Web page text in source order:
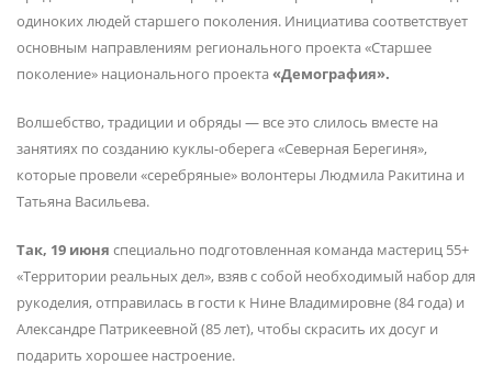
одиноких людей старшего поколения. Инициатива соответствует
основным направлениям регионального проекта «Старшее
поколение» национального проекта«Демография».
Волшебство, традиции и обряды — все это слилось вместе на
занятиях по созданию куклы-оберега «Северная Берегиня»,
которые провели «серебряные» волонтеры Людмила Ракитина и
Татьяна Васильева.
Так, 19 июня специально подготовленная команда мастериц 55+
«Территории реальных дел», взяв с собой необходимый набор для
рукоделия, отправилась в гости к Нине Владимировне (84 года) и
Александре Патрикеевной (85 лет), чтобы скрасить их досуг и
подарить хорошее настроение.